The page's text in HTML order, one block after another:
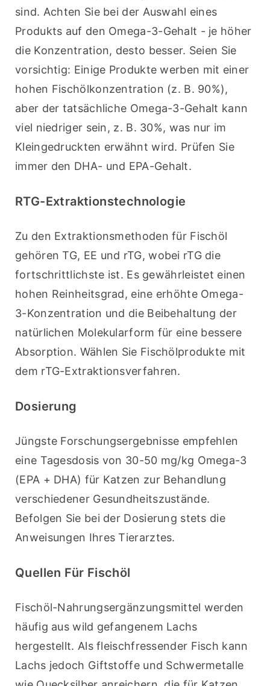
sind. Achten Sie bei der Auswahl eines
Produkts auf den Omega-3-Gehalt - je höher
die Konzentration, desto besser. Seien Sie
vorsichtig: Einige Produkte werben mit einer
hohen Fischölkonzentration (z. B. 90%),
aber der tatsächliche Omega-3-Gehalt kann
viel niedriger sein, z. B. 30%, was nur im
Kleingedruckten erwähnt wird. Prüfen Sie
immer den DHA- und EPA-Gehalt.
RTG-Extraktionstechnologie
Zu den Extraktionsmethoden für Fischöl
gehören TG, EE und rTG, wobei rTG die
fortschrittlichste ist. Es gewährleistet einen
hohen Reinheitsgrad, eine erhöhte Omega-
3-Konzentration und die Beibehaltung der
natürlichen Molekularform für eine bessere
Absorption. Wählen Sie Fischölprodukte mit
dem rTG-Extraktionsverfahren.
Dosierung
Jüngste Forschungsergebnisse empfehlen
eine Tagesdosis von 30-50 mg/kg Omega-3
(EPA + DHA) für Katzen zur Behandlung
verschiedener Gesundheitszustände.
Befolgen Sie bei der Dosierung stets die
Anweisungen Ihres Tierarztes.
Quellen Für Fischöl
Fischöl-Nahrungsergänzungsmittel werden
häufig aus wild gefangenem Lachs
hergestellt. Als fleischfressender Fisch kann
Lachs jedoch Giftstoffe und Schwermetalle